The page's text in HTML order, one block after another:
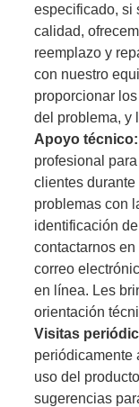
especificado, si
calidad,
reemplazo y
con nuestro
proporcionar
del problema, y
Apoyo técnico:
profesional
clientes
problemas con
identificación
contactarnos
correo
en línea. Les
orientación
Visitas
periódicamente
uso del
sugerencias